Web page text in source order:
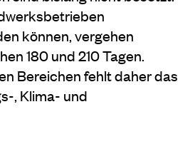
können, vergehen
180 und 210 Tagen.
Bereichen fehlt daher das
, Klima- und